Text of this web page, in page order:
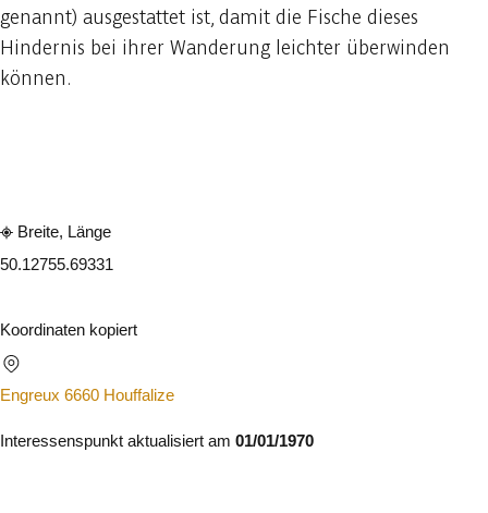
genannt) ausgestattet ist, damit die Fische dieses
Hindernis bei ihrer Wanderung leichter überwinden
können.
Breite, Länge
50.12755.69331
Koordinaten kopiert
Engreux 6660 Houffalize
Interessenspunkt aktualisiert am 01/01/1970